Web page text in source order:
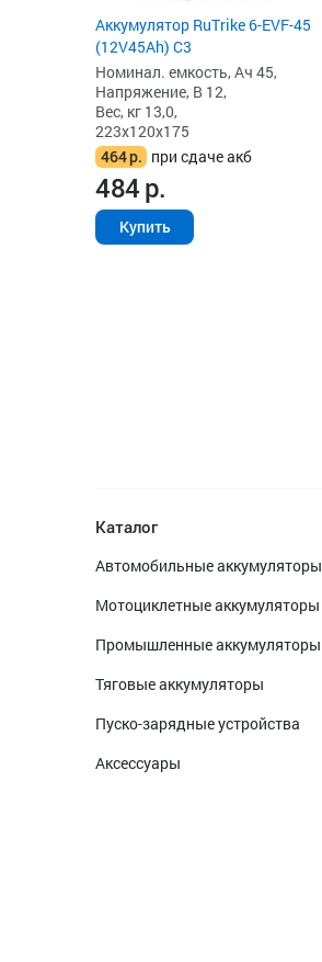
Аккумулятор RuTrike 6-EVF-45
(12V45Ah) C3
Номинал. емкость, Ач 45,
Напряжение, В 12,
Вес, кг 13,0,
223x120x175
464р. при сдаче акб
484р.
Купить
Каталог
Автомобильные аккумуляторы
Мотоциклетные аккумуляторы
Промышленные аккумуляторы
Тяговые аккумуляторы
Пуско-зарядные устройства
Аксессуары